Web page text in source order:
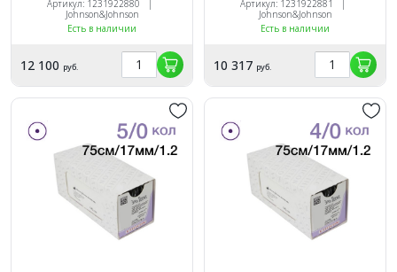
Артикул: 1231922880 |
Johnson&Johnson
Есть в наличии
12 100 руб.
Артикул: 1231922881 |
Johnson&Johnson
Есть в наличии
10 317 руб.